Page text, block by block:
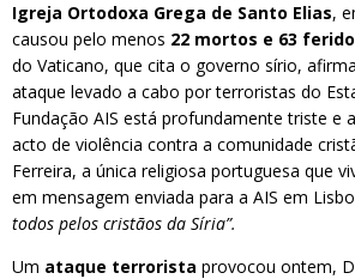
Igreja Ortodoxa Grega de Santo Elias,
causou pelo menos 22 mortos e 63
do Vaticano, que cita o governo sírio,
ataque levado a cabo por terroristas do
Fundação AIS está profundamente triste e
acto de violência contra a comunidade
Ferreira, a única religiosa portuguesa que
em mensagem enviada para a AIS em
todos pelos cristãos da Síria”.
Um ataque terrorista provocou ontem,